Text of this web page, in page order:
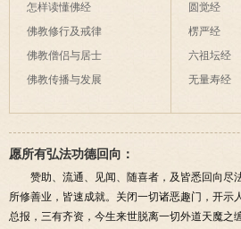
怎样读懂佛经
佛教修行及戒律
佛教僧侣与居士
佛教传播与发展
圆觉经
楞严经
六祖坛经
无量寿经
愿所有弘法功德回向：
赞助、流通、见闻、随喜者，及皆悉回向尽
所修善业，皆速成就。关闭一切诸恶趣门，开
总报，三有齐资，今生来世脱离一切外道天魔